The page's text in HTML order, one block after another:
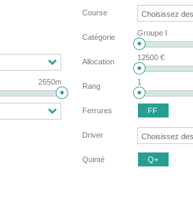
2650m
Course
Catégorie Groupe I
Allocation 12500 €
Rang 1
Ferrures FF
Driver
Quinté Q+